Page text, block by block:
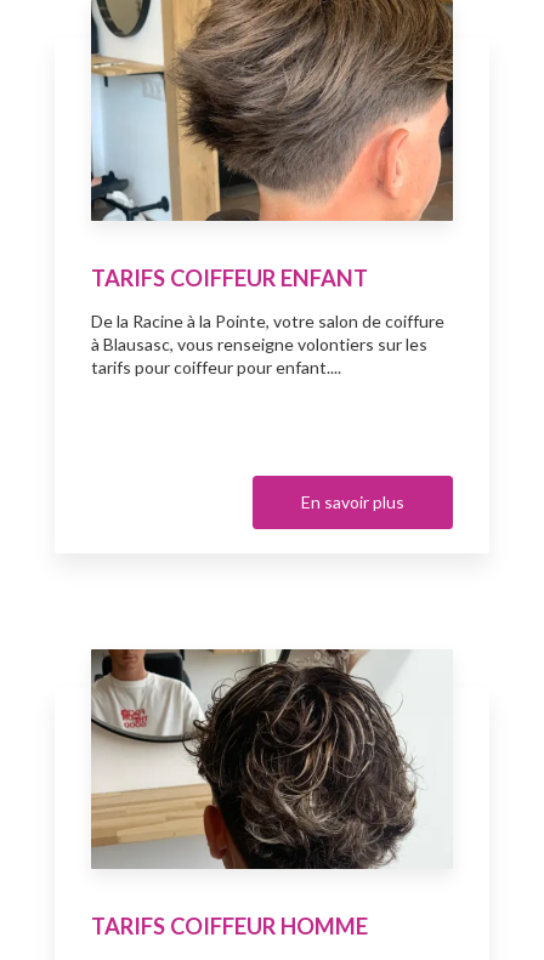
TARIFS COIFFEUR ENFANT
De la Racine à la Pointe, votre salon de coiffure
à Blausasc, vous renseigne volontiers sur les
tarifs pour coiffeur pour enfant....
En savoir plus
TARIFS COIFFEUR HOMME